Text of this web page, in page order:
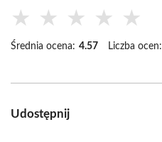
★ ★ ★ ★ ★
Średnia ocena: 4.57 Liczba ocen:
Udostępnij